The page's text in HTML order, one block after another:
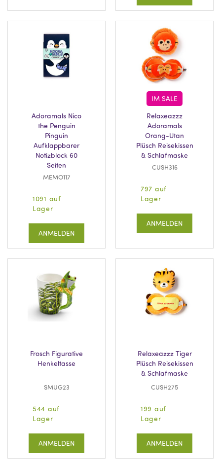
Adoramals Nico
the Penguin
Pinguin
Aufklappbarer
Notizblock 60
Seiten
MEMO117
1091 auf
Lager
ANMELDEN
IM SALE
Relaxeazzz
Adoramals
Orang-Utan
Plüsch Reisekissen
& Schlafmaske
CUSH316
797 auf
Lager
ANMELDEN
Frosch Figurative
Henkeltasse
SMUG23
544 auf
Lager
ANMELDEN
Relaxeazzz Tiger
Plüsch Reisekissen
& Schlafmaske
CUSH275
199 auf
Lager
ANMELDEN